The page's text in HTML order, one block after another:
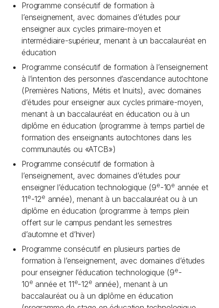
Programme consécutif de formation à
l’enseignement, avec domaines d’études pour
enseigner aux cycles primaire-moyen et
intermédiaire-supérieur, menant à un baccalauréat en
éducation
Programme consécutif de formation à l’enseignement
à l’intention des personnes d’ascendance autochtone
(Premières Nations, Métis et Inuits), avec domaines
d’études pour enseigner aux cycles primaire-moyen,
menant à un baccalauréat en éducation ou à un
diplôme en éducation (programme à temps partiel de
formation des enseignants autochtones dans les
communautés ou «ATCB»)
Programme consécutif de formation à
l’enseignement, avec domaines d’études pour
enseigner l’éducation technologique (9e-10e année et
11e-12e année), menant à un baccalauréat ou à un
diplôme en éducation (programme à temps plein
offert sur le campus pendant les semestres
d’automne et d’hiver)
Programme consécutif en plusieurs parties de
formation à l’enseignement, avec domaines d’études
pour enseigner l’éducation technologique (9e-
10e année et 11e-12e année), menant à un
baccalauréat ou à un diplôme en éducation